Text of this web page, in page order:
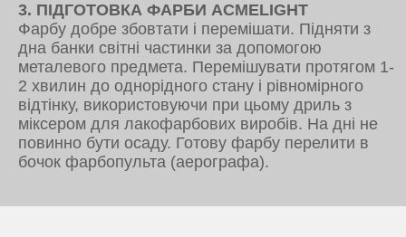
3. ПІДГОТОВКА ФАРБИ ACMELIGHT
Фарбу добре збовтати і перемішати. Підняти з
дна банки світні частинки за допомогою
металевого предмета. Перемішувати протягом 1-
2 хвилин до однорідного стану і рівномірного
відтінку, використовуючи при цьому дриль з
міксером для лакофарбових виробів. На дні не
повинно бути осаду. Готову фарбу перелити в
бочок фарбопульта (аерографа).